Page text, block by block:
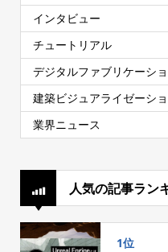
インタビュー
チュートリアル
デジタルファブリケーシ
建築ビジュアライゼーシ
業界ニュース
人気の記事ラン
1位